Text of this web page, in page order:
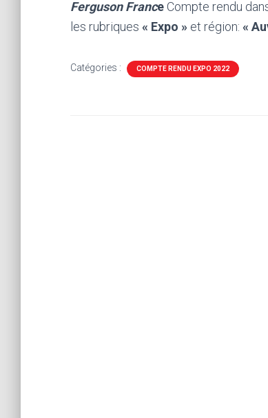
Ferguson France Compte rendu
les rubriques « Expo » et région: «
Catégories : COMPTE RENDU EXPO 2022